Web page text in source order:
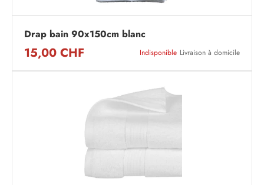
Drap bain 90x150cm blanc
15,00 CHF Indisponible Livraison à domicile